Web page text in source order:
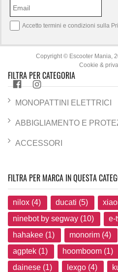
FILTRA PER CATEGORIA
MONOPATTINI ELETTRICI
ABBIGLIAMENTO E
ACCESSORI
FILTRA PER MARCA IN QUESTA
nilox (4) ducati (5)
ninebot by segway (10)
e-
hahakee (1)
monorim (4)
agptek (1)
hoomboom (1)
dainese (1)
lexgo (4)
Accetto termini e condizioni sulla
Copyright © Escooter Mania,
Cookie &